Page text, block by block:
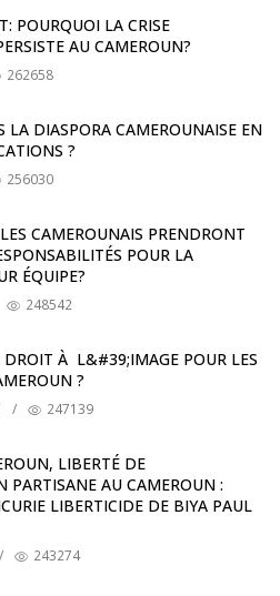
POURQUOI LA CRISE
AU CAMEROUN?
262658
LA DIASPORA CAMEROUNAISE EN
?
256030
CAMEROUNAIS PRENDRONT
POUR LA
ÉQUIPE?
248542
DROIT À L&#39;IMAGE POUR LES
?
/ 247139
LIBERTÉ DE
PARTISANE AU CAMEROUN :
LIBERTICIDE DE BIYA PAUL
/ 243274